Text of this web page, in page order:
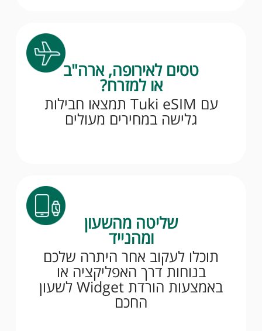
טסים לאירופה, ארה"ב
או למזרח?
עם Tuki eSIM תמצאו חבילות
גלישה במחירים מעולים
שליטה מהשעון
ומהנייד
תוכלו לעקוב אחר היתרה שלכם
בנוחות דרך האפליקציה או
באמצעות הורדת Widget לשעון
החכם